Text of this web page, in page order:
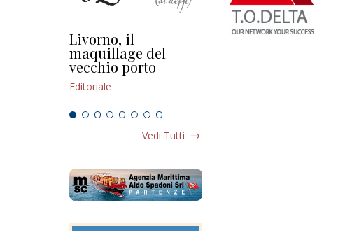
Livorno, il
maquillage del
vecchio porto
Editoriale
L’uscita di scena di
Vedi Tutti